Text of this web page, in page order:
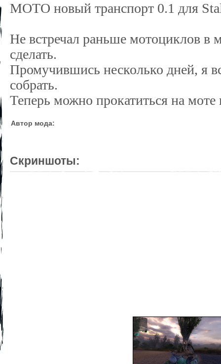
МОТО новый транспорт 0.1 для
Не встречал раньше мотоциклов в
сделать.
Промучившись несколько дней, я
собрать.
Теперь можно прокатиться на моте
Автор мода:
Скриншоты: